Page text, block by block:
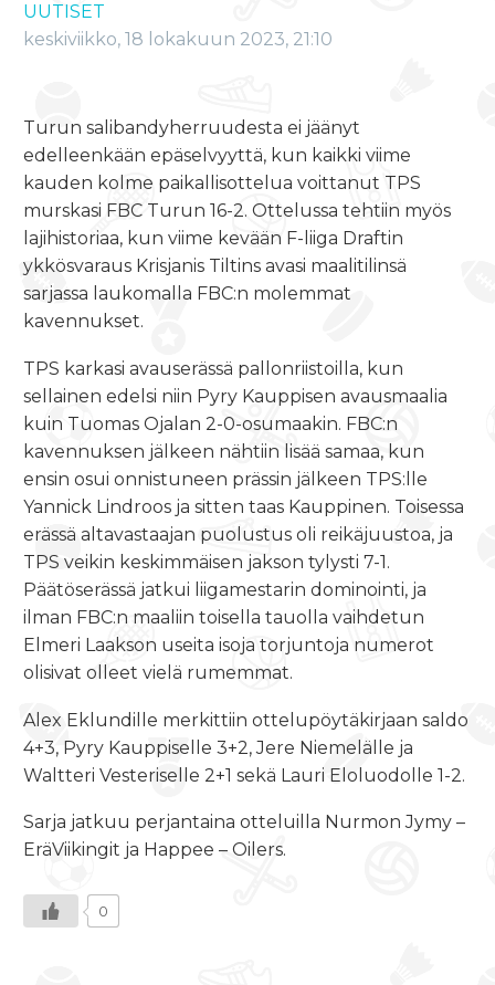
UUTISET
keskiviikko, 18 lokakuun 2023, 21:10
Turun salibandyherruudesta ei jäänyt
edelleenkään epäselvyyttä, kun kaikki viime
kauden kolme paikallisottelua voittanut TPS
murskasi FBC Turun 16-2. Ottelussa tehtiin myös
lajihistoriaa, kun viime kevään F-liiga Draftin
ykkösvaraus Krisjanis Tiltins avasi maalitilinsä
sarjassa laukomalla FBC:n molemmat
kavennukset.
TPS karkasi avauserässä pallonriistoilla, kun
sellainen edelsi niin Pyry Kauppisen avausmaalia
kuin Tuomas Ojalan 2-0-osumaakin. FBC:n
kavennuksen jälkeen nähtiin lisää samaa, kun
ensin osui onnistuneen prässin jälkeen TPS:lle
Yannick Lindroos ja sitten taas Kauppinen. Toisessa
erässä altavastaajan puolustus oli reikäjuustoa, ja
TPS veikin keskimmäisen jakson tylysti 7-1.
Päätöserässä jatkui liigamestarin dominointi, ja
ilman FBC:n maaliin toisella tauolla vaihdetun
Elmeri Laakson useita isoja torjuntoja numerot
olisivat olleet vielä rumemmat.
Alex Eklundille merkittiin ottelupöytäkirjaan saldo
4+3, Pyry Kauppiselle 3+2, Jere Niemelälle ja
Waltteri Vesteriselle 2+1 sekä Lauri Eloluodolle 1-2.
Sarja jatkuu perjantaina otteluilla Nurmon Jymy –
EräViikingit ja Happee – Oilers.
0